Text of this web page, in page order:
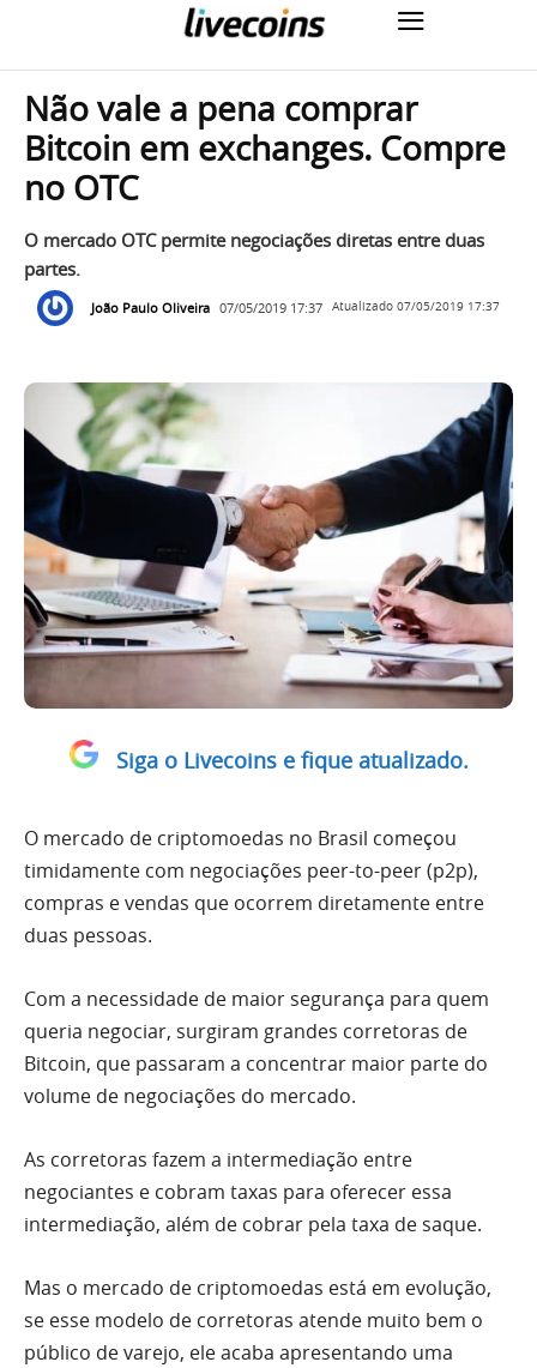
Não vale a pena comprar
Bitcoin em exchanges. Compre
no OTC
O mercado OTC permite negociações diretas entre duas
partes.
João Paulo Oliveira 07/05/2019 17:37 Atualizado 07/05/2019 17:37
Siga o Livecoins e fique atualizado.
O mercado de criptomoedas no Brasil começou
timidamente com negociações peer-to-peer (p2p),
compras e vendas que ocorrem diretamente entre
duas pessoas.
Com a necessidade de maior segurança para quem
queria negociar, surgiram grandes corretoras de
Bitcoin, que passaram a concentrar maior parte do
volume de negociações do mercado.
As corretoras fazem a intermediação entre
negociantes e cobram taxas para oferecer essa
intermediação, além de cobrar pela taxa de saque.
Mas o mercado de criptomoedas está em evolução,
se esse modelo de corretoras atende muito bem o
público de varejo, ele acaba apresentando uma